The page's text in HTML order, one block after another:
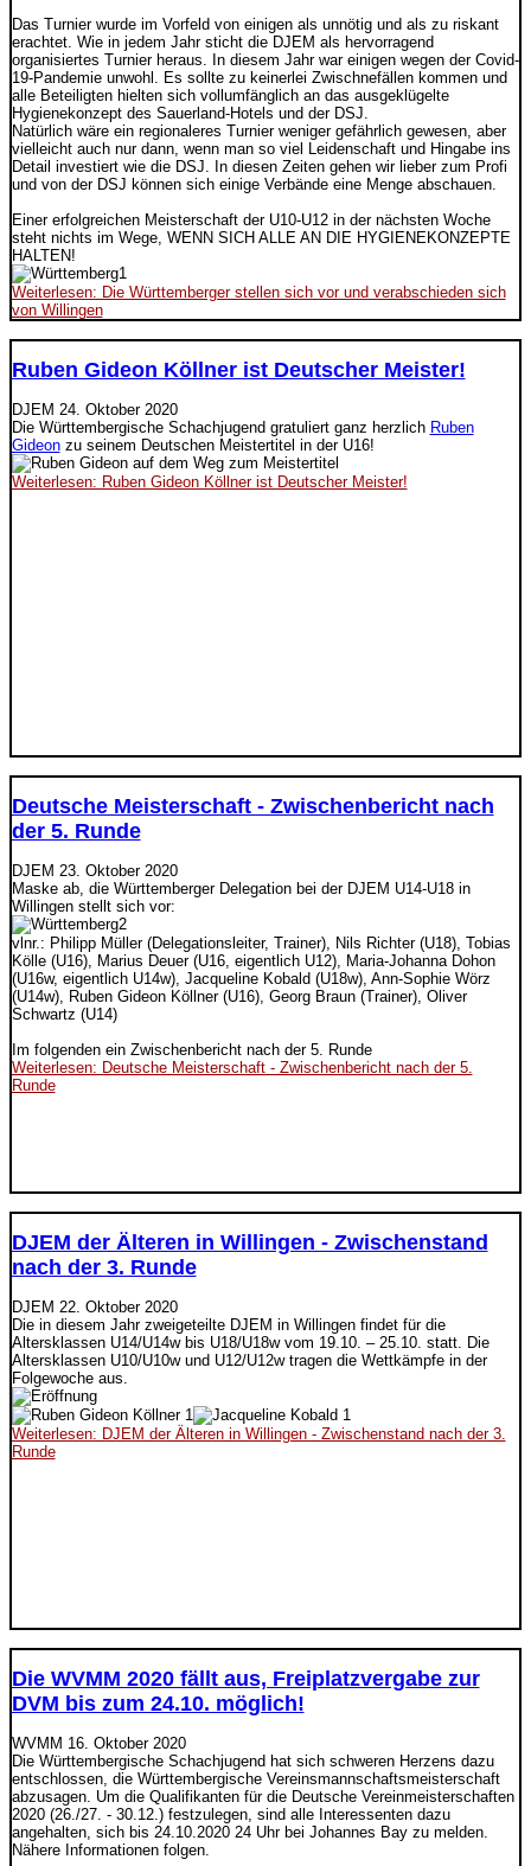
Das Turnier wurde im Vorfeld von einigen als unnötig und als zu riskant
erachtet. Wie in jedem Jahr sticht die DJEM als hervorragend
organisiertes Turnier heraus. In diesem Jahr war einigen wegen der Covid-
19-Pandemie unwohl. Es sollte zu keinerlei Zwischnefällen kommen und
alle Beteiligten hielten sich vollumfänglich an das ausgeklügelte
Hygienekonzept des Sauerland-Hotels und der DSJ.
Natürlich wäre ein regionaleres Turnier weniger gefährlich gewesen, aber
vielleicht auch nur dann, wenn man so viel Leidenschaft und Hingabe ins
Detail investiert wie die DSJ. In diesen Zeiten gehen wir lieber zum Profi
und von der DSJ können sich einige Verbände eine Menge abschauen.
Einer erfolgreichen Meisterschaft der U10-U12 in der nächsten Woche
steht nichts im Wege, WENN SICH ALLE AN DIE HYGIENEKONZEPTE
HALTEN!
Weiterlesen: Die Württemberger stellen sich vor und verabschieden sich
von Willingen
Ruben Gideon Köllner ist Deutscher Meister!
DJEM 24. Oktober 2020
Die Württembergische Schachjugend gratuliert ganz herzlich Ruben
Gideonzu seinem Deutschen Meistertitel in der U16!
Weiterlesen: Ruben Gideon Köllner ist Deutscher Meister!
Deutsche Meisterschaft - Zwischenbericht nach
der 5. Runde
DJEM 23. Oktober 2020
Maske ab, die Württemberger Delegation bei der DJEM U14-U18 in
Willingen stellt sich vor:
vlnr.: Philipp Müller (Delegationsleiter, Trainer), Nils Richter (U18), Tobias
Kölle (U16), Marius Deuer (U16, eigentlich U12), Maria-Johanna Dohon
(U16w, eigentlich U14w), Jacqueline Kobald (U18w), Ann-Sophie Wörz
(U14w), Ruben Gideon Köllner (U16), Georg Braun (Trainer), Oliver
Schwartz (U14)
Im folgenden ein Zwischenbericht nach der 5. Runde
Weiterlesen: Deutsche Meisterschaft - Zwischenbericht nach der 5.
Runde
DJEM der Älteren in Willingen - Zwischenstand
nach der 3. Runde
DJEM 22. Oktober 2020
Die in diesem Jahr zweigeteilte DJEM in Willingen findet für die
Altersklassen U14/U14w bis U18/U18w vom 19.10. – 25.10. statt. Die
Altersklassen U10/U10w und U12/U12w tragen die Wettkämpfe in der
Folgewoche aus.
Weiterlesen: DJEM der Älteren in Willingen - Zwischenstand nach der 3.
Runde
Die WVMM 2020 fällt aus, Freiplatzvergabe zur
DVM bis zum 24.10. möglich!
WVMM 16. Oktober 2020
Die Württembergische Schachjugend hat sich schweren Herzens dazu
entschlossen, die Württembergische Vereinsmannschaftsmeisterschaft
abzusagen. Um die Qualifikanten für die Deutsche Vereinmeisterschaften
2020 (26./27. - 30.12.) festzulegen, sind alle Interessenten dazu
angehalten, sich bis 24.10.2020 24 Uhr bei Johannes Bay zu melden.
Nähere Informationen folgen.